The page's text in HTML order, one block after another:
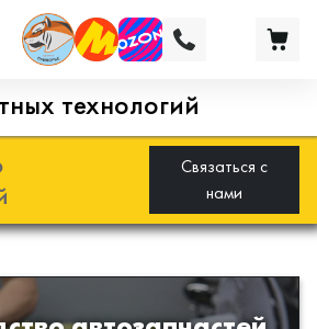
технологий
Связаться с
нами
и производство деталей